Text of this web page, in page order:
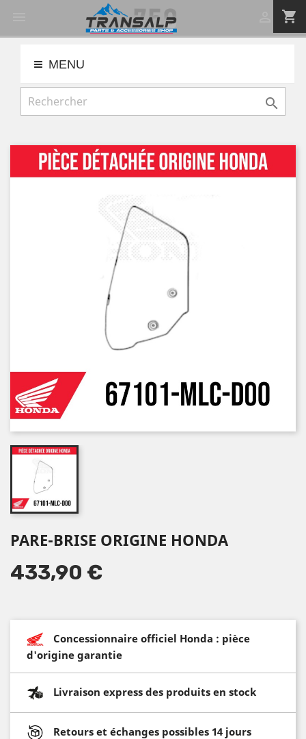
shopping_cart
MENU

PARE-BRISE ORIGINE HONDA
433,90 €
Concessionnaire officiel Honda : pièce
d'origine garantie
Livraison express des produits en stock
Retours et échanges possibles 14 jours